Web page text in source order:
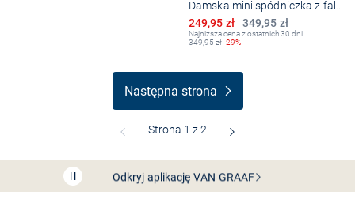
349,95 zł
Obniżona cena
249,95 zł
Najniższa cena z ostatnich 30 dni:
349,95zł-29%
Następna strona
Bezpłatna dostawa z Friends